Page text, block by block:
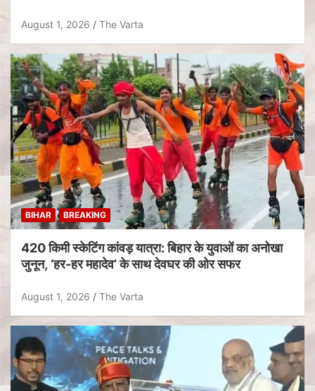
August 1, 2026 The Varta
BIHAR BREAKING
420 किमी स्केटिंग कांवड़ यात्रा: बिहार के युवाओं का अनोखा
जुनून, ‘हर-हर महादेव’ के साथ देवघर की ओर सफर
August 1, 2026 The Varta